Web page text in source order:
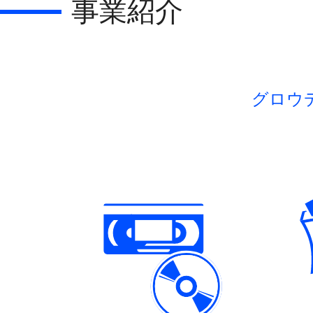
事業紹介
グロウ